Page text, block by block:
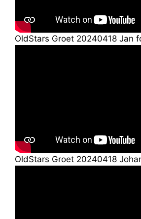
OldStars Groet 20240418 Jan
OldStars Groet 20240418